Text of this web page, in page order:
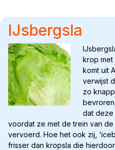
IJsbergsla
krop met
komt uit
verwijst
zo
dat deze
voordat ze met de trein van
vervoerd. Hoe het ook zij,
frisser dan kropsla die